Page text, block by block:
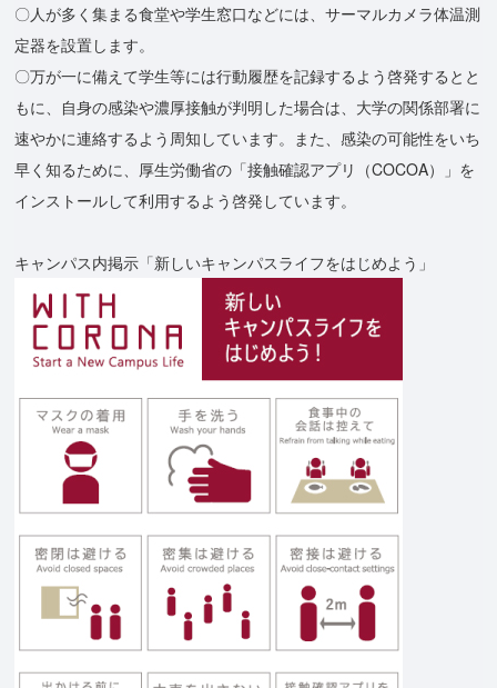
〇人が多く集まる食堂や学生窓口などには、サーマルカメラ体温測
定器を設置します。
〇万が一に備えて学生等には行動履歴を記録するよう啓発するとと
もに、自身の感染や濃厚接触が判明した場合は、大学の関係部署に
速やかに連絡するよう周知しています。また、感染の可能性をいち
早く知るために、厚生労働省の「接触確認アプリ（COCOA）」を
インストールして利用するよう啓発しています。
キャンパス内掲示「新しいキャンパスライフをはじめよう」